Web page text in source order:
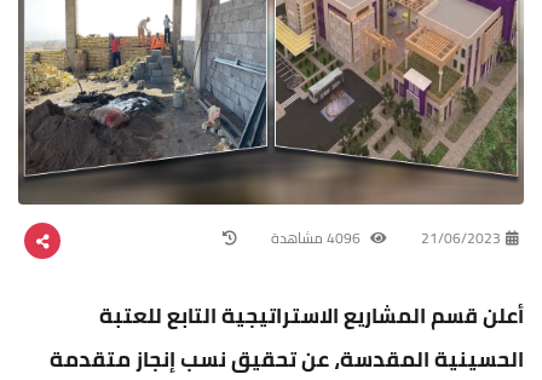
21/06/2023
أعلن قسم المشاريع الاستراتيجية التابع للعتبة
الحسينية المقدسة، عن تحقيق نسب إنجاز متقدمة